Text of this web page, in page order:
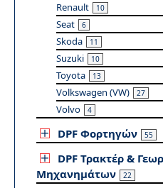
Renault 10
Seat 6
Skoda 11
Suzuki 10
Toyota 13
Volkswagen (VW) 27
Volvo 4
DPF Φορτηγών 55
DPF Τρακτέρ &
Μηχανημάτων
22